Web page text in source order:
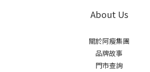
About Us
關於阿瘦集團
品牌故事
門市查詢